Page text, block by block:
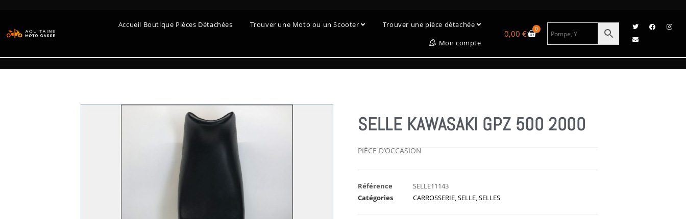
Accueil Boutique Pièces Détachées Trouver une Moto ou un Scooter
Trouver une pièce détachée
Mon compte
0,00 € 0
SELLE KAWASAKI GPZ 500 2000
PIÈCE D’OCCASION
Référence
SELLE11143
Catégories
CARROSSERIE,SELLE,SELLES